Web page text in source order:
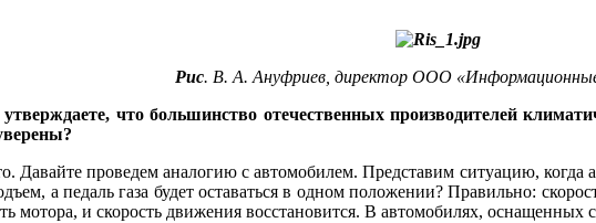
Рис. В. А. Ануфриев, директор ООО
что большинство отечественных производителей
Давайте проведем аналогию с автомобилем. Представим ситуацию, когда
а педаль газа будет оставаться в одном положении? Правильно:
мотора, и скорость движения восстановится. В автомобилях, оснащенных